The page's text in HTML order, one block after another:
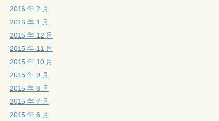
2016 年 2 月
2016 年 1 月
2015 年 12 月
2015 年 11 月
2015 年 10 月
2015 年 9 月
2015 年 8 月
2015 年 7 月
2015 年 6 月